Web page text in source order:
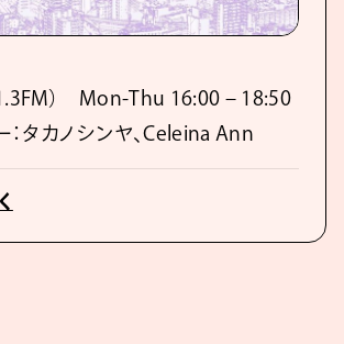
） Mon-Thu 16:00 – 18:50
：タカノシンヤ、Celeina Ann